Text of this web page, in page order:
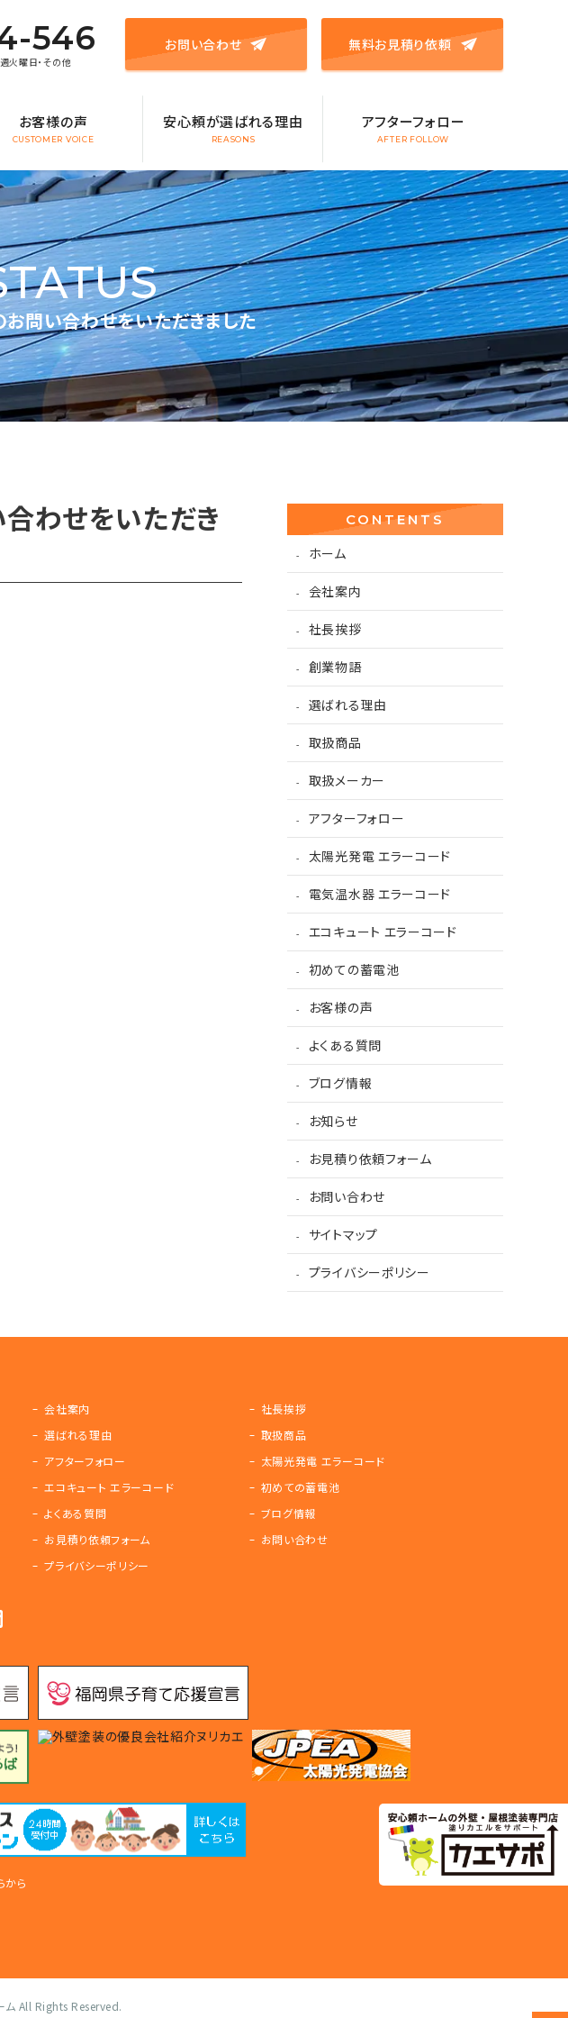
546
曜日・その他
お問い合わせ 無料お見積り依頼
お客様の声
CUSTOMER VOICE
安心頼が選ばれる理由
REASONS
アフターフォロー
AFTER FOLLOW
問い合わせをいただきました
わせをいただき
CONTENTS
ホーム
会社案内
社長挨拶
創業物語
選ばれる理由
取扱商品
取扱メーカー
アフターフォロー
太陽光発電 エラーコード
電気温水器 エラーコード
エコキュート エラーコード
初めての蓄電池
お客様の声
よくある質問
ブログ情報
お知らせ
お見積り依頼フォーム
お問い合わせ
サイトマップ
プライバシーポリシー
会社案内
社長挨拶
選ばれる理由
取扱商品
アフターフォロー
太陽光発電 エラーコード
エコキュート エラーコード
初めての蓄電池
よくある質問
ブログ情報
お見積り依頼フォーム
お問い合わせ
プライバシーポリシー
から
ム All Rights Reserved.